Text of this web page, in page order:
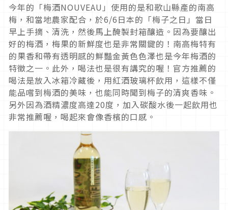
今年的「梅酒NOUVEAU」使用的是和歌山縣產的南高
梅，和當地農家配合，於6/6日本的「梅子之日」當日
早上手摘、清洗，然後馬上醃製封箱釀造。因為要釀出
好的梅酒，梅果的新鮮度也是非常關鍵的！南高梅特有
的果香和帶有透明感的鮮豔金黃色色澤也是今年梅酒的
特徵之一。此外，喝法也是很有講究的喔！官方推薦的
喝法是放入冰箱冷藏後，用紅酒玻璃杯飲用，這樣不僅
能品嚐到梅酒的美味，也能同時聞到梅子的清爽香味。
另外因為酒精濃度高達20度，加入碳酸水後一起飲用也
非常推薦喔，喝起來會像香檳的口感。